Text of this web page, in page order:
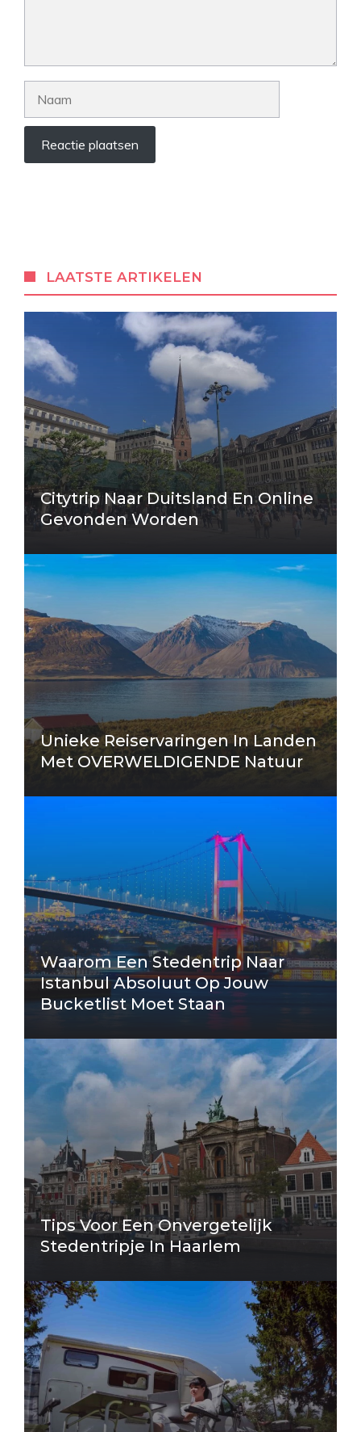
LAATSTE ARTIKELEN
Citytrip Naar Duitsland En Online
Gevonden Worden
Unieke Reiservaringen In Landen
Met OVERWELDIGENDE Natuur
Waarom Een Stedentrip Naar
Istanbul Absoluut Op Jouw
Bucketlist Moet Staan
Tips Voor Een Onvergetelijk
Stedentripje In Haarlem